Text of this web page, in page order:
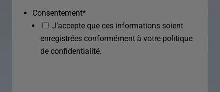
Consentement*
J’accepte que ces informations soient
enregistrées conformément à votre politique
de confidentialité.